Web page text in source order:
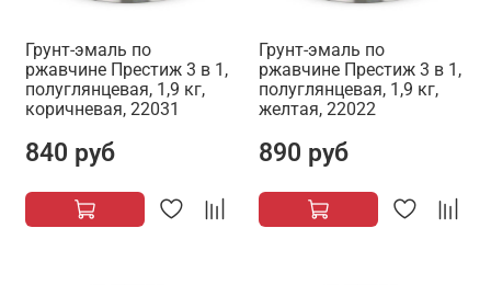
Грунт-эмаль по
ржавчине Престиж 3 в 1,
полуглянцевая, 1,9 кг,
коричневая, 22031
840 руб
Грунт-эмаль по
ржавчине Престиж 3 в 1,
полуглянцевая, 1,9 кг,
желтая, 22022
890 руб